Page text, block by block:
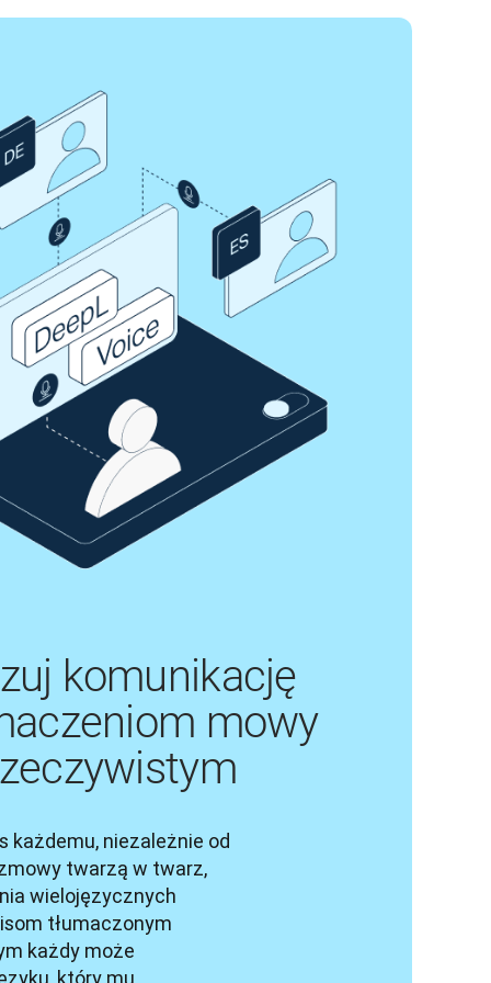
komunikację
mowy
każdemu, niezależnie od
twarzą w twarz,
wielojęzycznych
tłumaczonym
każdy może